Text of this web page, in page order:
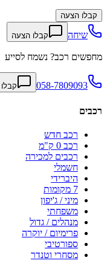
קבלו הצעה
שיחה קבלו הצעה
מחפשים רכב? נשמח לסייע
058-7809093
רכבים
רכב חדש
רכב 0 ק"מ
רכבים למכירה
חשמלי
היברידי
7 מקומות
מיני / ג'יפון
משפחתי
מנהלים / גדול
פרימיום / יוקרה
ספורטיבי
מסחרי וטנדר